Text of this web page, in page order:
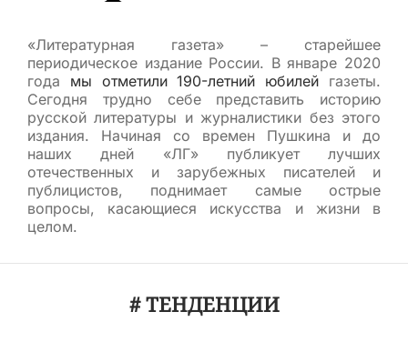
«Литературная газета» – старейшее
периодическое издание России. В январе 2020
года мы отметили 190-летний юбилей газеты.
Сегодня трудно себе представить историю
русской литературы и журналистики без этого
издания. Начиная со времен Пушкина и до
наших дней «ЛГ» публикует лучших
отечественных и зарубежных писателей и
публицистов, поднимает самые острые
вопросы, касающиеся искусства и жизни в
целом.
# ТЕНДЕНЦИИ